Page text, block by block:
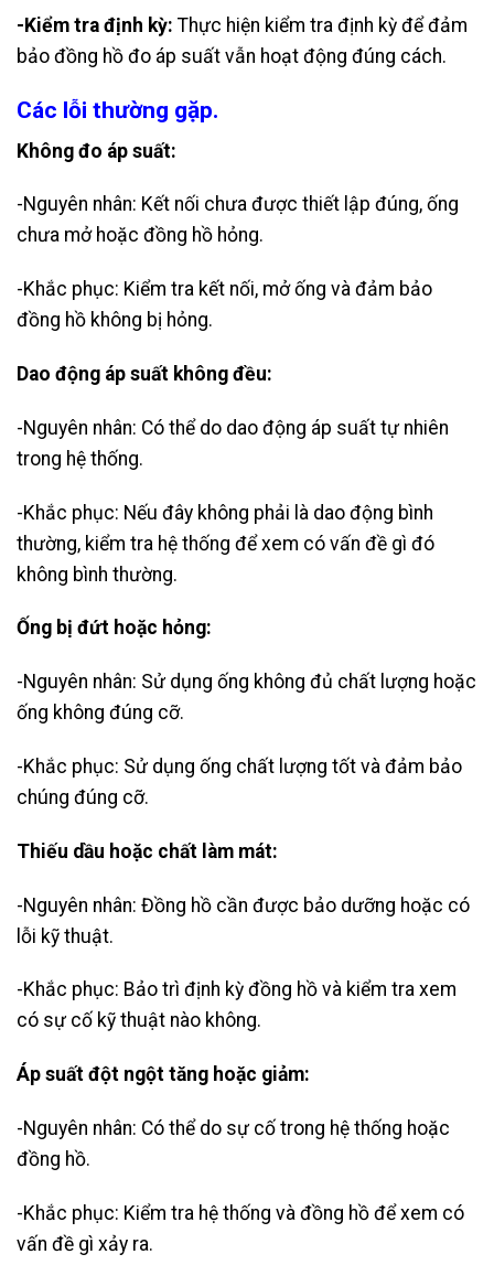
-Kiểm tra định kỳ: Thực hiện kiểm tra định kỳ để đảm
bảo đồng hồ đo áp suất vẫn hoạt động đúng cách.
Các lỗi thường gặp.
Không đo áp suất:
-Nguyên nhân: Kết nối chưa được thiết lập đúng, ống
chưa mở hoặc đồng hồ hỏng.
-Khắc phục: Kiểm tra kết nối, mở ống và đảm bảo
đồng hồ không bị hỏng.
Dao động áp suất không đều:
-Nguyên nhân: Có thể do dao động áp suất tự nhiên
trong hệ thống.
-Khắc phục: Nếu đây không phải là dao động bình
thường, kiểm tra hệ thống để xem có vấn đề gì đó
không bình thường.
Ống bị đứt hoặc hỏng:
-Nguyên nhân: Sử dụng ống không đủ chất lượng hoặc
ống không đúng cỡ.
-Khắc phục: Sử dụng ống chất lượng tốt và đảm bảo
chúng đúng cỡ.
Thiếu dầu hoặc chất làm mát:
-Nguyên nhân: Đồng hồ cần được bảo dưỡng hoặc có
lỗi kỹ thuật.
-Khắc phục: Bảo trì định kỳ đồng hồ và kiểm tra xem
có sự cố kỹ thuật nào không.
Áp suất đột ngột tăng hoặc giảm:
-Nguyên nhân: Có thể do sự cố trong hệ thống hoặc
đồng hồ.
-Khắc phục: Kiểm tra hệ thống và đồng hồ để xem có
vấn đề gì xảy ra.